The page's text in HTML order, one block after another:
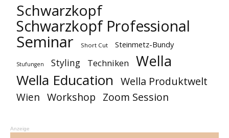
Schwarzkopf
Schwarzkopf Professional
Seminar Short Cut Steinmetz-Bundy
Stufungen Styling Techniken Wella
Wella Education Wella Produktwelt
Wien Workshop Zoom Session
Anzeige